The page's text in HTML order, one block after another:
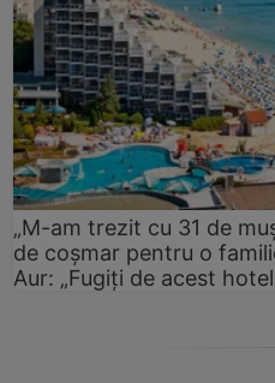
„M-am trezit cu 31 de
de coșmar pentru o
Aur: „Fugiți de acest